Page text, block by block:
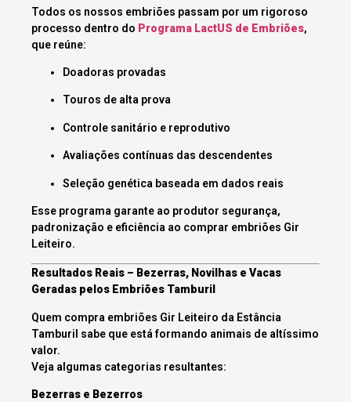
Todos os nossos embriões passam por um rigoroso
processo dentro do Programa LactUS de Embriões,
que reúne:
Doadoras provadas
Touros de alta prova
Controle sanitário e reprodutivo
Avaliações contínuas das descendentes
Seleção genética baseada em dados reais
Esse programa garante ao produtor segurança,
padronização e eficiência ao comprar embriões Gir
Leiteiro.
Resultados Reais – Bezerras, Novilhas e Vacas
Geradas pelos Embriões Tamburil
Quem compra embriões Gir Leiteiro da Estância
Tamburil sabe que está formando animais de altíssimo
valor.
Veja algumas categorias resultantes:
Bezerras e Bezerros